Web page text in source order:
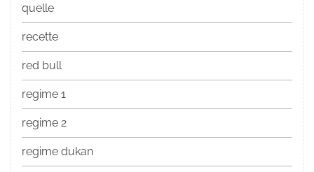
quelle
recette
red bull
regime 1
regime 2
regime dukan